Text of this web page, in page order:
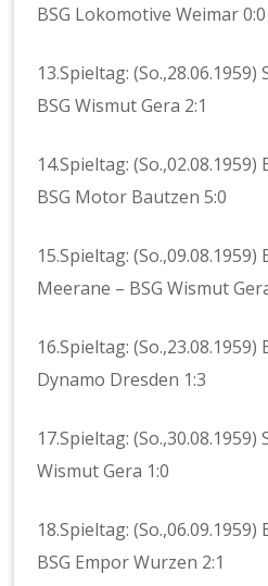
BSG Lokomotive Weimar 0:0
13.Spieltag:
BSG Wismut Gera 2:1
14.Spieltag: (So.,02.08.1959)
BSG Motor Bautzen 5:0
15.Spieltag:
Meerane – BSG Wismut
16.Spieltag: (So.,23.08.1959)
Dynamo Dresden 1:3
17.Spieltag: (So.,30.08.1959)
Wismut Gera 1:0
18.Spieltag: (So.,06.09.1959)
BSG Empor Wurzen 2:1